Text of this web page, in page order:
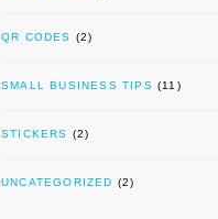
QR CODES (2)
SMALL BUSINESS TIPS (11)
STICKERS (2)
UNCATEGORIZED (2)